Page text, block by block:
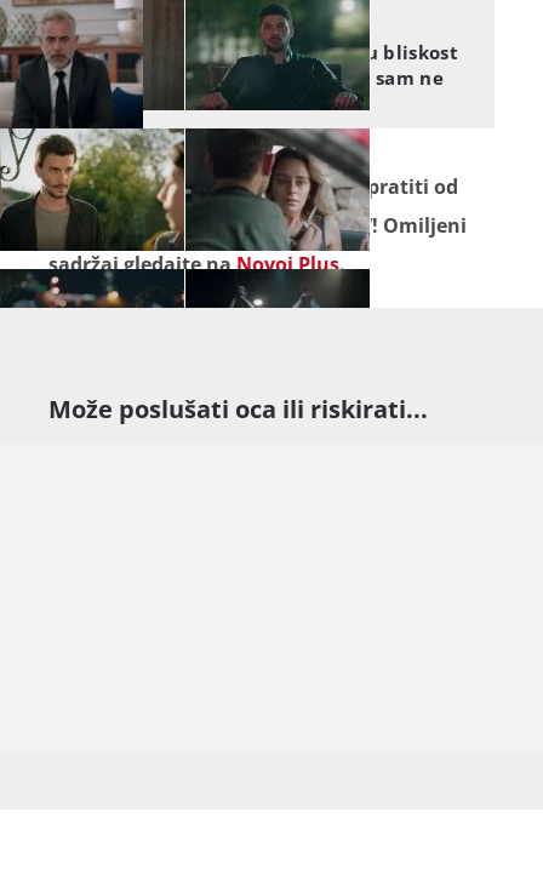
DIVLJE SRCE
Divlje srce: Osjeća posebnu bliskost
već na prvom susretu, a ni sam ne
zna zašto
Seriju "Divlje srce" ne propustite pratiti od
ponedjeljka do petka na Novoj TV! Omiljeni
sadržaj gledajte naNovoj Plus.
Može poslušati oca ili riskirati...